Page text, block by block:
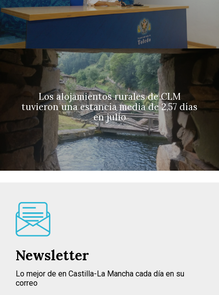
Los alojamientos rurales de CLM
tuvieron una estancia media de 2,57 días
en julio
Newsletter
Lo mejor de en Castilla-La Mancha cada día en su
correo